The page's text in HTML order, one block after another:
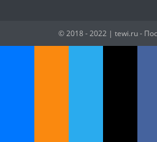
© 2018 - 2022 | tewi.ru -